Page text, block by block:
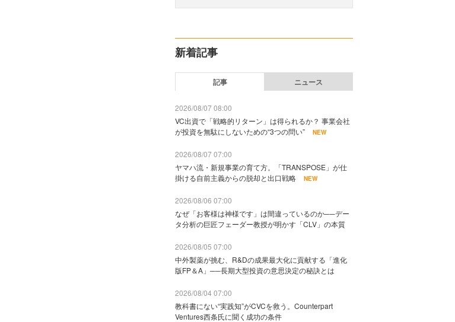
新着記事
記事 ニュース
2026/08/07 08:00
VC出資で「戦略的リターン」は得られるか？ 事業会社
が投資を無駄にしないための“3つの問い”
NEW
2026/08/07 07:00
ヤマハ流・新規事業の育て方。「TRANSPOSE」が仕
掛ける自前主義からの脱却と出口戦略
NEW
2026/08/06 07:00
なぜ「お客様は神様です」は間違っているのか──デー
タ分析の巨匠フェーダー教授が明かす「CLV」の本質
2026/08/05 07:00
中外製薬が挑む、R&Dの成果最大化に貢献する「進化
版FP＆A」──長期大型投資の意思決定の秘訣とは
2026/08/04 07:00
教科書にない“実践知”がCVCを救う。Counterpart
Ventures西条氏に聞く成功の条件